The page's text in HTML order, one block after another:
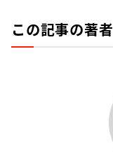
この記事の著者